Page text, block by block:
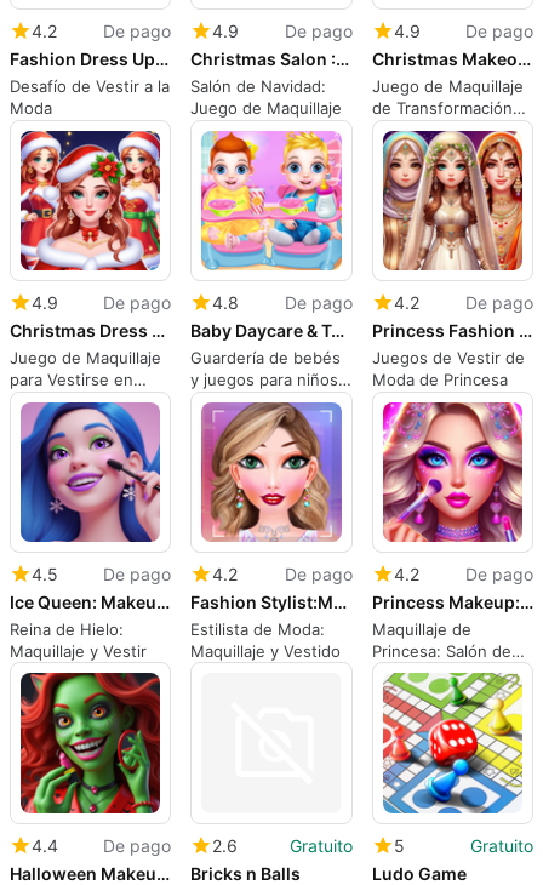
4.2
De pago
Fashion Dress Up Challenge
Desafío de Vestir a la
Moda
4.9
De pago
Christmas Salon : MakeUp Game
Salón de Navidad:
Juego de Maquillaje
4.9
De pago
Christmas Makeover Makeup Game
Juego de Maquillaje
de Transformación
Navideña
4.9
De pago
Christmas Dress Up Makeup Game
Juego de Maquillaje
para Vestirse en
Navidad
4.8
De pago
Baby Daycare & Toddler Games
Guardería de bebés
y juegos para niños
pequeños
4.2
De pago
Princess Fashion DressUp Games
Juegos de Vestir de
Moda de Princesa
4.5
De pago
Ice Queen: Makeup & Dress Up
Reina de Hielo:
Maquillaje y Vestir
4.2
De pago
Fashion Stylist:Makeup & Dress
Estilista de Moda:
Maquillaje y Vestido
4.2
De pago
Princess Makeup: Wedding Salon
Maquillaje de
Princesa: Salón de
Bodas
4.4
De pago
Halloween Makeup Dress Up Game
2.6
Gratuito
Bricks n Balls
5
Gratuito
Ludo Game